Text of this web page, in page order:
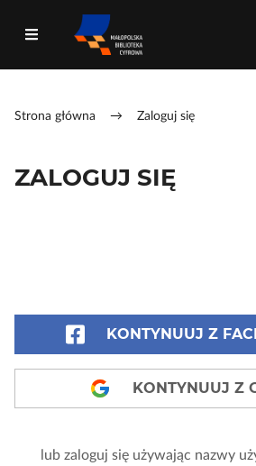
Strona główna → Zaloguj się
ZALOGUJ SIĘ
KONTYNUUJ Z
KONTYNUUJ Z
lub zaloguj się używając nazwy